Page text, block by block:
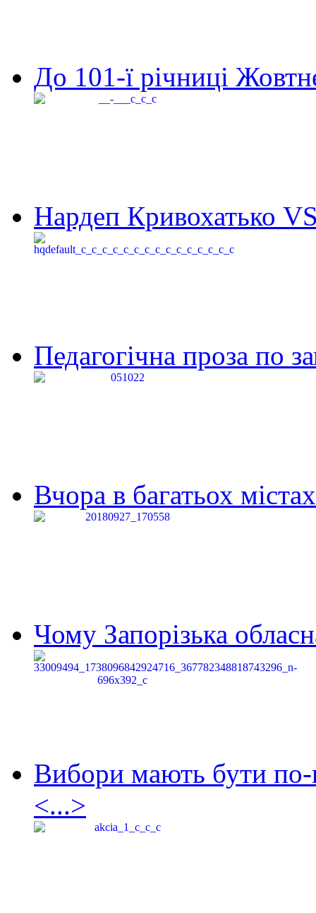
До 101-ї річниці
Нардеп Кривохатько
Педагогічна проза по
Вчора в багатьох
Чому Запорізька
Вибори мають бути по-
<...>